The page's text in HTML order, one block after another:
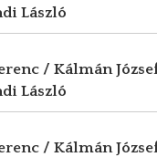
László
/ Kálmán
László
/ Kálmán